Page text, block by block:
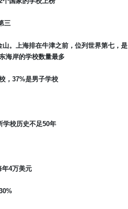
三
。上海排在牛津之前，位列世界第七，是
海岸的学校数量最多
， 37%是男子学校
学校历史不足50年
年4万美元